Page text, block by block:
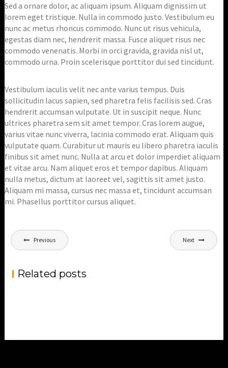
Sed a ornare dolor, ac aliquam ipsum. Aliquam dignissim ut
lorem eget tristique. Nulla in commodo justo. Vestibulum eu
nunc ac metus rhoncus commodo. Nunc ut risus vehicula,
egestas diam nec, hendrerit massa. Fusce aliquet risus nec
commodo venenatis. Morbi in orci gravida, gravida nisl ut,
commodo urna. Proin scelerisque porttitor dui sed tincidunt.
Vestibulum iaculis velit nec ante varius tempus. Duis
sollicitudin lacus sapien, sed pharetra felis facilisis sed. Cras
hendrerit accumsan vulputate. Ut in suscipit neque. Nunc
ultrices pharetra sem sit amet tempor. Cras lorem augue,
varius vitae nunc viverra, lacinia commodo erat. Aliquam quis
vulputate quam. Curabitur ut mauris eu libero pharetra iaculis
finibus sit amet nunc. Nulla at arcu et dolor imperdiet aliquam
et vitae arcu. Nam aliquet eros et tempor dapibus. Aliquam
nulla metus, dictum at laoreet vel, sagittis sit amet justo.
Aliquam mi massa, cursus nec massa et, tincidunt accumsan
mi. Phasellus porttitor cursus aliquet.
Bericht
navigatie
Previous Next
Related posts
Marnix Uncategorized